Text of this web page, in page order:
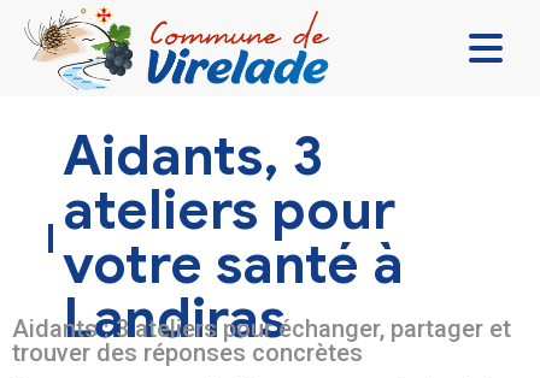
VIVRE ENSEMBLE
SE DIVERTIR
DÉCOUVRIR
CONTACT
Aidants, 3
ateliers pour
votre santé à
Landiras
Aidants : 3 ateliers pour échanger, partager et
trouver des réponses concrètes